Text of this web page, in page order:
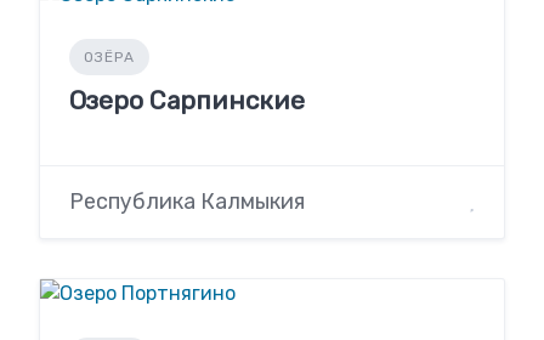
ОЗЁРА
Озеро Сарпинские
Республика Калмыкия